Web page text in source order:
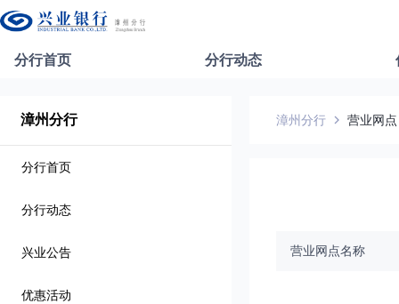
分行首页 分行动态
漳州分行
分行首页
分行动态
兴业公告
优惠活动
漳州分行 营业网点
营业网点名称